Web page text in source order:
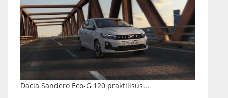
Dacia Sandero Eco-G 120 praktilisus...